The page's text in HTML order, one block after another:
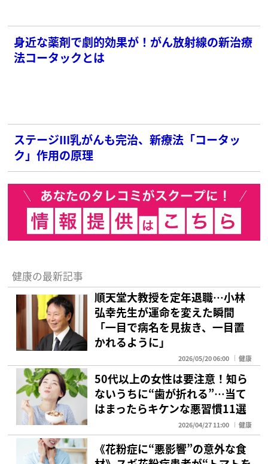
身近な薬剤で劇的効果が！がん放射線の新治療
法コータックとは
ステージIII乳がんも完治、新療法「コータッ
ク」作用の原理
健康の最新記事
順天堂大教授を定年退職…小林
弘幸先生が運命を変えた瞬間
「一目で病名を見抜き、一目置
かれるように」
2026/05/20 06:00 健康
50代以上の女性は要注意！知ら
ないうちに“歯が折れる”…当て
はまったらキケンな悪習慣11選
2026/04/27 11:00 健康
《花粉症に“悪影響”の意外な食